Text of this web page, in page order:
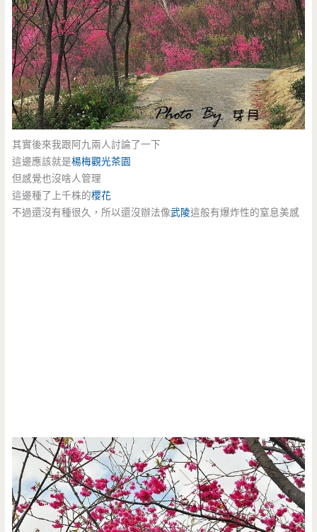
其實後來我跟阿九兩人討論了一下
這邊應該就是楊梅觀光茶園
但感覺也沒啥人管理
這邊種了上千株的櫻花
不過還沒有種很久，所以還沒辦法像武陵這般有爆炸性的窒息美感